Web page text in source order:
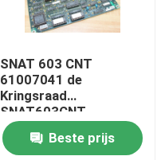
SNAT 603 CNT
61007041 de
Kringsraad
SNAT603CNT
57618078 van de
Controledrager
Beste prijs